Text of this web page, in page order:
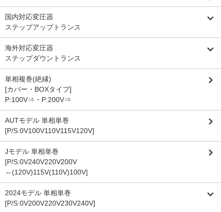
国内対応変圧器
ステップアップトランス
海外対応変圧器
ステップダウントランス
単相複巻(絶縁)
[カバー・BOXタイプ]
P:100V⇒・P:200V⇒
AUTモデル 単相単巻
[P/S:0V100V110V115V120V]
Jモデル 単相単巻
[P/S:0V240V220V200V
⇔(120V)115V(110V)100V]
2024モデル 単相単巻
[P/S:0V200V220V230V240V]